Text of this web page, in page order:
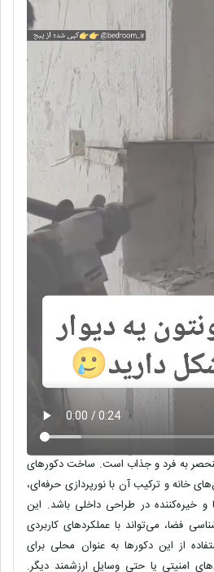
به فردوجذاب است. ساختدکورهای
خانه و ترکیب آن بانورپردازی حرفه‌ای،
و خیره‌کننده در طراحی داخلی باشد. این
فضا، می‌تواند با عملکردهای کاربردی
از این دکورها به عنوان محلی برای
امنیتی یا حتی وسایل ارزشمند دیگر.